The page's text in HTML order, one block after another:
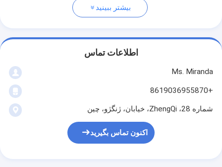
بیشتر ببینید
اطلاعات تماس
Ms. Miranda
+8619036955870
شماره 28، ZhengQi، خیابان، ژنگژو، چین
اکنون تماس بگیرید